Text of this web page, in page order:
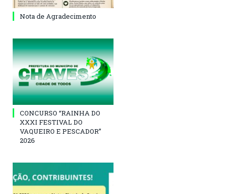
Nota de Agradecimento
CONCURSO “RAINHA DO
XXXI FESTIVAL DO
VAQUEIRO E PESCADOR”
2026